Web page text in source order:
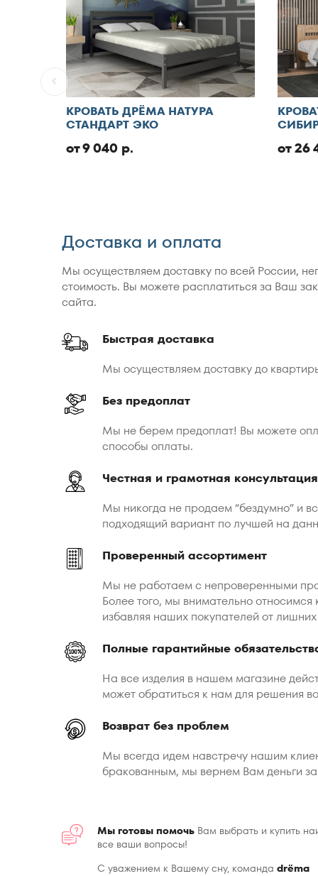
КРОВАТЬ ДРЁМА НАТУРА
СТАНДАРТ ЭКО
от 9 040 р. от 26
Доставка и оплата
Мы осуществляем доставку по всей России,
стоимость. Вы можете расплатиться за Ваш
сайта.
Быстрая доставка
Мы осуществляем доставку до
Без предоплат
Мы не берем предоплат! Вы можете
способы оплаты.
Честная и грамотная консультация
Мы никогда не продаем “бездумно” и
подходящий вариант по лучшей на
Проверенный ассортимент
Мы не работаем с непроверенными
Более того, мы внимательно
избавляя наших покупателей от
Полные гарантийные
На все изделия в нашем магазине
может обратиться к нам для решения
Возврат без проблем
Мы всегда идем навстречу нашим
бракованным, мы вернем Вам деньги
Мы готовы помочь Вам выбрать и купить
все ваши вопросы!
С уважением к Вашему сну, команда drёma